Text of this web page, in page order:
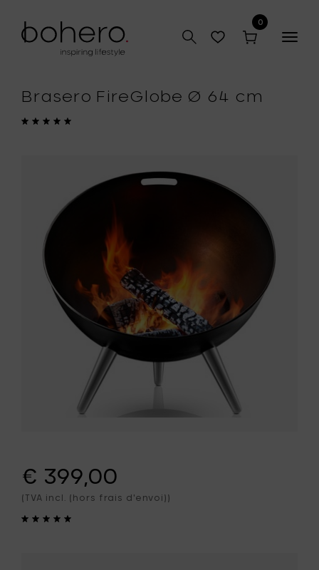
0
Brasero FireGlobe Ø 64 cm
€ 399,00
(TVA incl. (hors frais d'envoi))